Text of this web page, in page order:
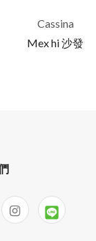
Cassina
Mex hi 沙發